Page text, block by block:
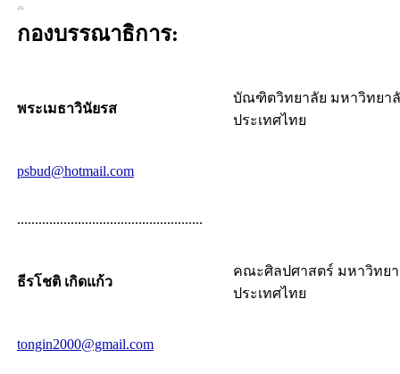
กองบรรณาธิการ:
พระเมธาวินัยรส
บัณฑิตวิทยาลัย มหาวิทยา
ประเทศไทย
psbud@hotmail.com
....................................................
ธีรโชติ เกิดแก้ว
คณะศิลปศาสตร์ มหาวิทยา
ประเทศไทย
tongin2000@gmail.com